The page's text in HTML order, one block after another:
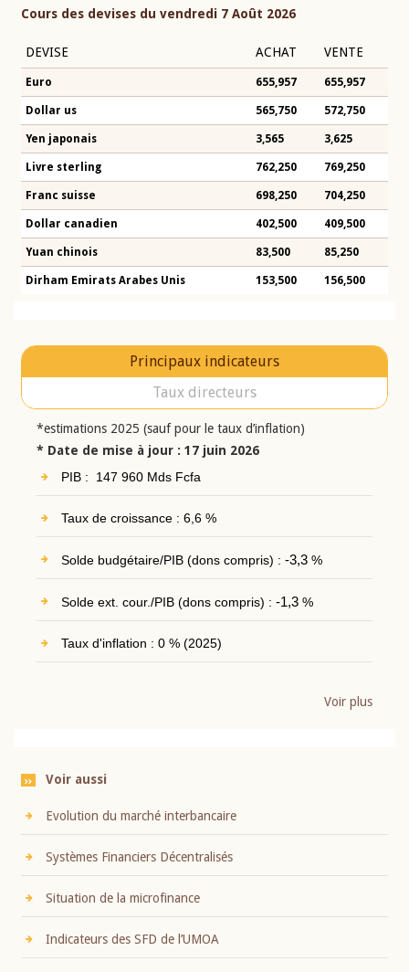
Cours des devises du vendredi 7 Août 2026
DEVISE ACHAT VENTE
Euro 655,957 655,957
Dollar us 565,750 572,750
Yen japonais 3,565 3,625
Livre sterling 762,250 769,250
Franc suisse 698,250 704,250
Dollar canadien 402,500 409,500
Yuan chinois 83,500 85,250
Dirham Emirats Arabes Unis 153,500 156,500
Principaux indicateurs
Taux directeurs
*estimations 2025 (sauf pour le taux d’inflation)
* Date de mise à jour : 17 juin 2026
PIB : 147 960 Mds Fcfa
Taux de croissance : 6,6 %
Solde budgétaire/PIB (dons compris) : -3,3%
Solde ext. cour./PIB (dons compris) : -1,3%
Taux d'inflation : 0 % (2025)
Voir plus
Voir aussi
Evolution du marché interbancaire
Systèmes Financiers Décentralisés
Situation de la microfinance
Indicateurs des SFD de l’UMOA